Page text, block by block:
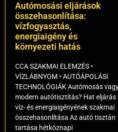
Autómosási eljárások
összehasonlítása:
vízfogyasztás,
energiaigény és
környezeti hatás
CCA SZAKMAI ELEMZÉS •
VÍZLÁBNYOM • AUTÓÁPOLÁSI
TECHNOLÓGIÁK Autómosás
modern autótisztítás? Hat eljárás
víz- és energiaigényének szakmai
összehasonlítása Az autó tisztán
tartása hétköznapi